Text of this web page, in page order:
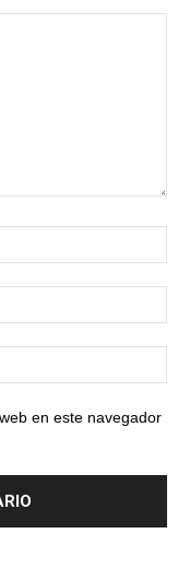
en este navegador